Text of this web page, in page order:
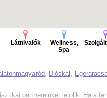
Látnivalók
Wellness,
Spa
, Dióskál ,
partnereinket jelölik. Ha a